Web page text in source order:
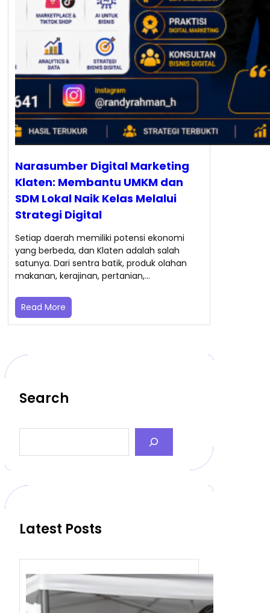
Narasumber Digital Marketing
Klaten: Membantu UMKM dan
SDM Lokal Naik Kelas Melalui
Strategi Digital
Setiap daerah memiliki potensi ekonomi
yang berbeda, dan Klaten adalah salah
satunya. Dari sentra batik, produk olahan
makanan, kerajinan, pertanian,…
Read More
Search
a
c
Latest Posts